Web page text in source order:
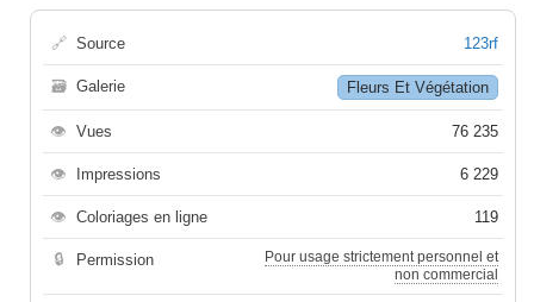
🔗 Source 123rf
🗃 Galerie Fleurs Et Végétation
👁 Vues 76 235
👁 Impressions 6 229
👁 Coloriages en ligne 119
🔒 Permission
Pour usage strictement personnel et
non commercial